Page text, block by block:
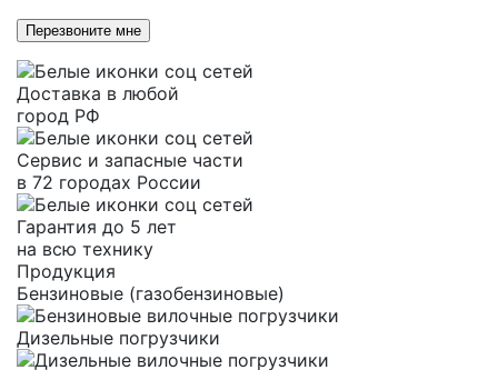
Перезвоните мне
Доставка в любой
город РФ
Сервис и запасные части
в 72 городах России
Гарантия до 5 лет
на всю технику
Продукция
Бензиновые (газобензиновые)
Дизельные погрузчики